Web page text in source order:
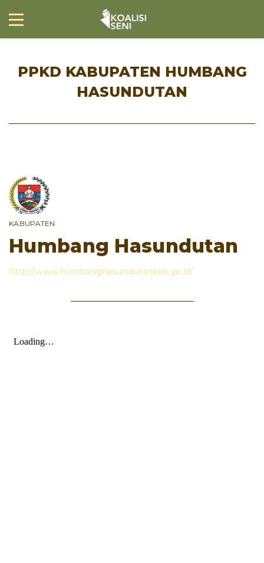
PPKD KABUPATEN HUMBANG
HASUNDUTAN
KABUPATEN
Humbang Hasundutan
http://www.humbanghasundutankab.go.id/